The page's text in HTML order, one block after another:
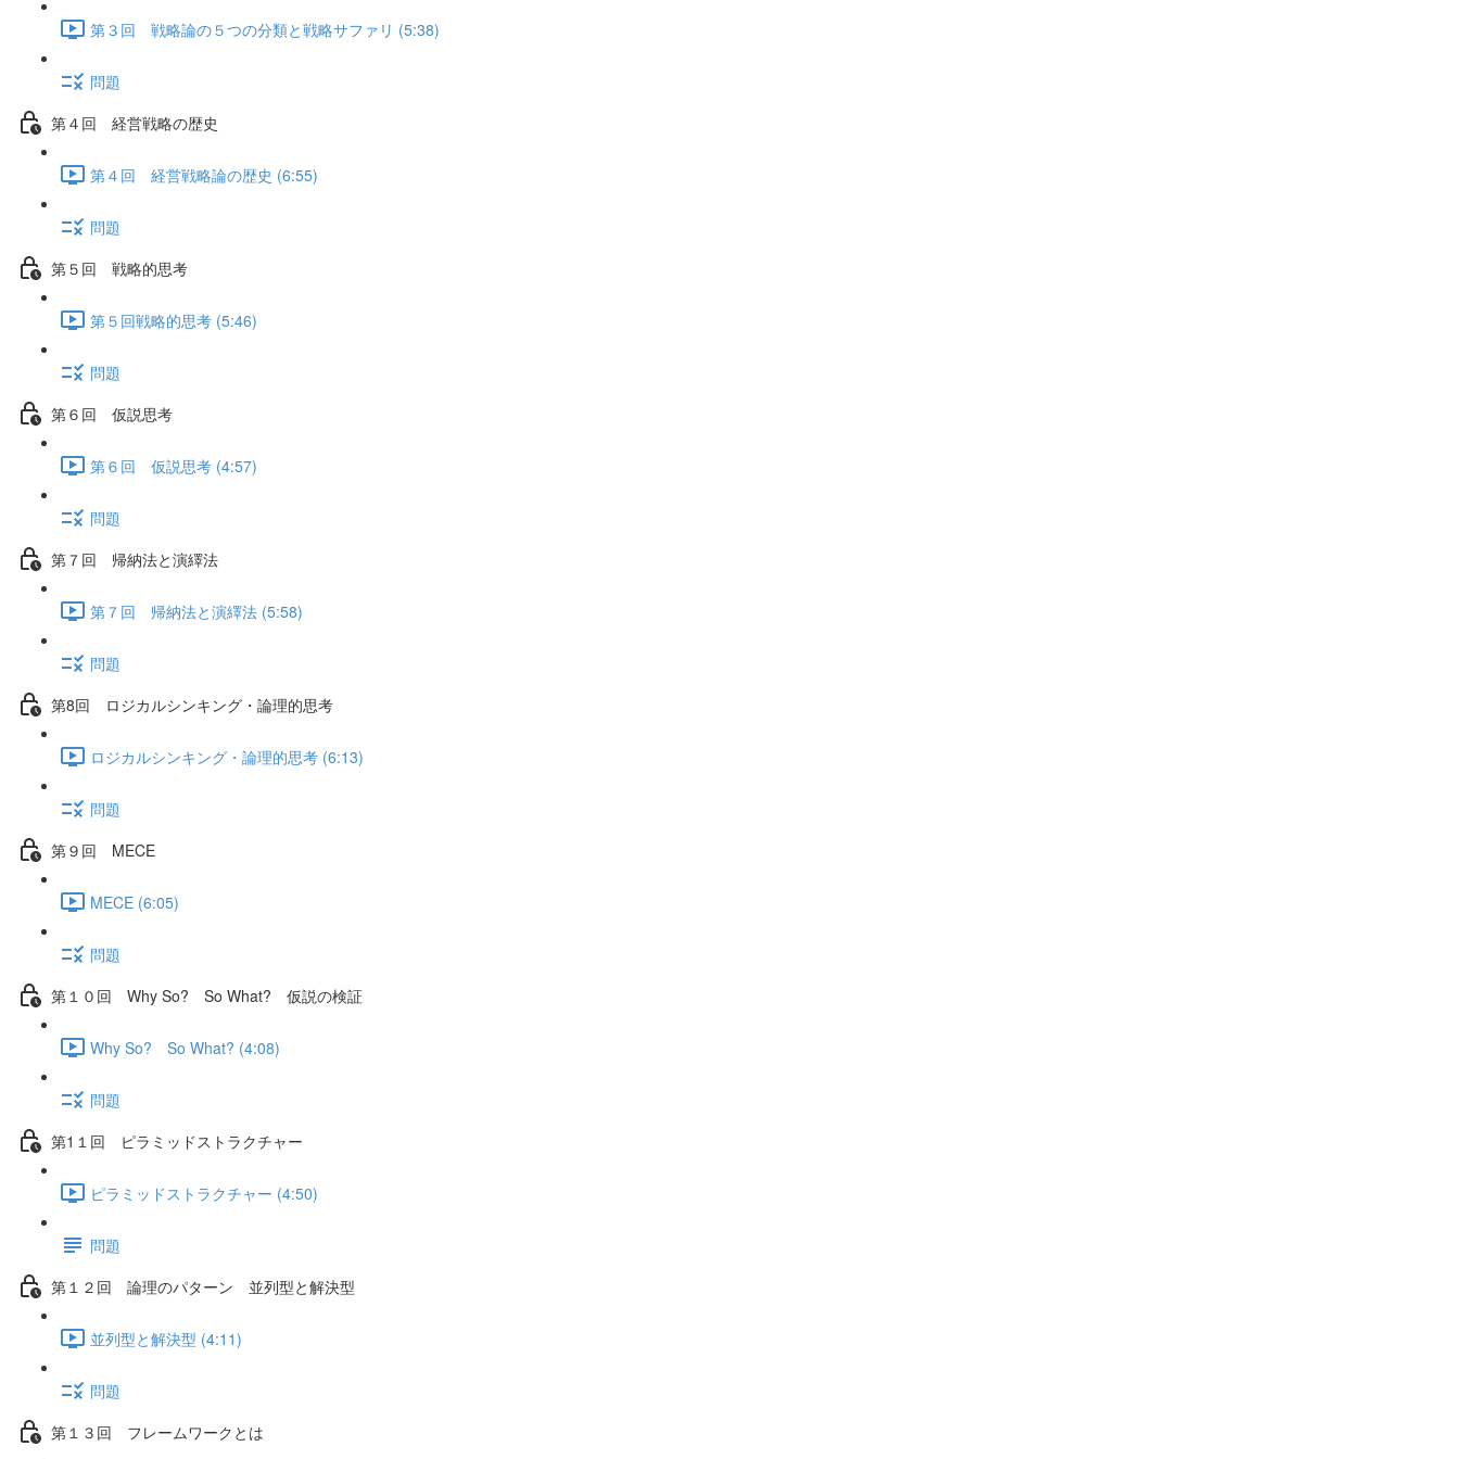
第３回 戦略論の５つの分類と戦略サファリ (5:38)
問題
第４回 経営戦略の歴史
第４回 経営戦略論の歴史 (6:55)
問題
第５回 戦略的思考
第５回戦略的思考 (5:46)
問題
第６回 仮説思考
第６回 仮説思考 (4:57)
問題
第７回 帰納法と演繹法
第７回 帰納法と演繹法 (5:58)
問題
第8回 ロジカルシンキング・論理的思考
ロジカルシンキング・論理的思考 (6:13)
問題
第９回 MECE
MECE (6:05)
問題
第１０回 Why So? So What? 仮説の検証
Why So? So What? (4:08)
問題
第1１回 ピラミッドストラクチャー
ピラミッドストラクチャー (4:50)
問題
第１２回 論理のパターン 並列型と解決型
並列型と解決型 (4:11)
問題
第１３回 フレームワークとは